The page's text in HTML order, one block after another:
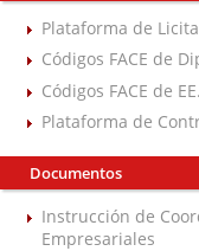
Plataforma de
Códigos FACE de
Códigos FACE de
Plataforma de
Documentos
Instrucción de
Empresariales